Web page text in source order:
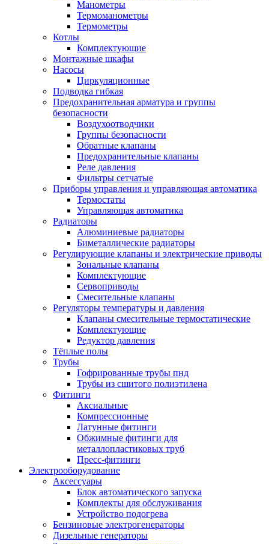
Манометры
Термоманометры
Термометры
Котлы
Комплектующие
Монтажные шкафы
Насосы
Циркуляционные
Подводка гибкая
Предохранительная арматура и группы
безопасности
Воздухоотводчики
Группы безопасности
Обратные клапаны
Предохранительные клапаны
Реле давления
Фильтры сетчатые
Приборы управления и управляющая автоматика
Термостаты
Управляющая автоматика
Радиаторы
Алюминиевые радиаторы
Биметаллические радиаторы
Регулирующие клапаны и электрические приводы
Зональные клапаны
Комплектующие
Сервоприводы
Смесительные клапаны
Регуляторы температуры и давления
Клапаны смесительные термостатические
Комплектующие
Редуктор давления
Тёплые полы
Трубы
Гофрированные трубы пнд
Трубы из сшитого полиэтилена
Фитинги
Аксиальные
Компрессионные
Латунные фитинги
Обжимные фитинги для
металлопластиковых труб
Пресс-фитинги
Электрооборудование
Аксессуары
Блок автоматического запуска
Комплекты для обслуживания
Устройство подогрева
Бензиновые электрогенераторы
Дизельные генераторы